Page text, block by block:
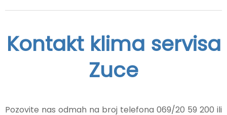
Kontakt klima servisa
Zuce
Pozovite nas odmah na broj telefona 069/20 59 200 ili